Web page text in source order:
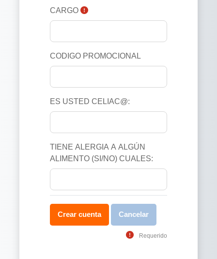
CARGO
CODIGO PROMOCIONAL
ES USTED CELIAC@:
TIENE ALERGIA A ALGÚN
ALIMENTO (SI/NO) CUALES:
Requerido